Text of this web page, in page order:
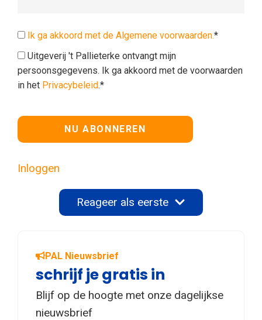
Ik ga akkoord met de Algemene voorwaarden.*
Uitgeverij 't Pallieterke ontvangt mijn
persoonsgegevens. Ik ga akkoord met de voorwaarden
in het Privacybeleid.*
Geen waarde
Inloggen
Reageer als eerste
PAL Nieuwsbrief
schrijf je gratis in
Blijf op de hoogte met onze dagelijkse
nieuwsbrief